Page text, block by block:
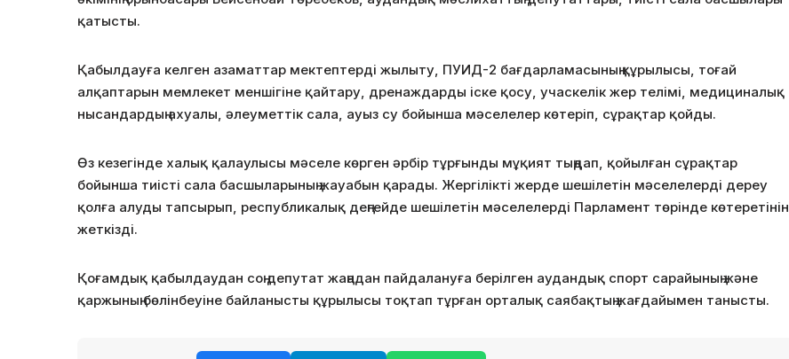
қатысты.
Қабылдауға келген азаматтар мектептерді жылыту, ПУИД-2 бағдарламасының құрылысы, тоғай
алқаптарын мемлекет меншігіне қайтару, дренаждарды іске қосу, учаскелік жер телімі, медициналық
нысандардың ахуалы, әлеуметтік сала, ауыз су бойынша мәселелер көтеріп, сұрақтар қойды.
Өз кезегінде халық қалаулысы мәселе көрген әрбір тұрғынды мұқият тыңдап, қойылған сұрақтар
бойынша тиісті сала басшыларының жауабын қарады. Жергілікті жерде шешілетін мәселелерді дереу
қолға алуды тапсырып, республикалық деңгейде шешілетін мәселелерді Парламент төрінде көтеретінін
жеткізді.
Қоғамдық қабылдаудан соң депутат жаңадан пайдалануға берілген аудандық спорт сарайының және
қаржының бөлінбеуіне байланысты құрылысы тоқтап тұрған орталық саябақтың жағдайымен танысты.